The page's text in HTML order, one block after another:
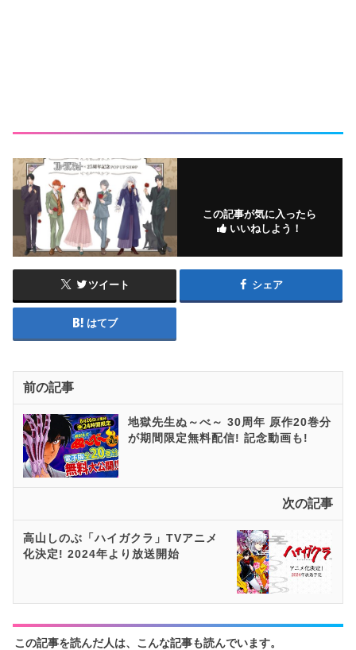
この記事が気に入ったら
いいねしよう！
ツイート シェア
はてブ
前の記事
地獄先生ぬ～べ～ 30周年 原作20巻分
が期間限定無料配信! 記念動画も!
次の記事
高山しのぶ「ハイガクラ」TVアニメ
化決定! 2024年より放送開始
この記事を読んだ人は、こんな記事も読んでいます。